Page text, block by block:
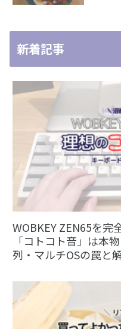
新着記事
WOBKEY ZEN65を完
「コトコト音」は本
列・マルチOSの罠と